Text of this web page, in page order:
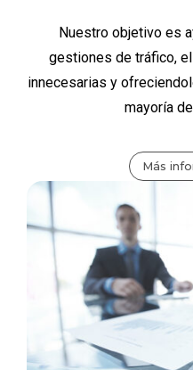
Nuestro objetivo es
gestiones de tráfico,
innecesarias y
mayoría
Más